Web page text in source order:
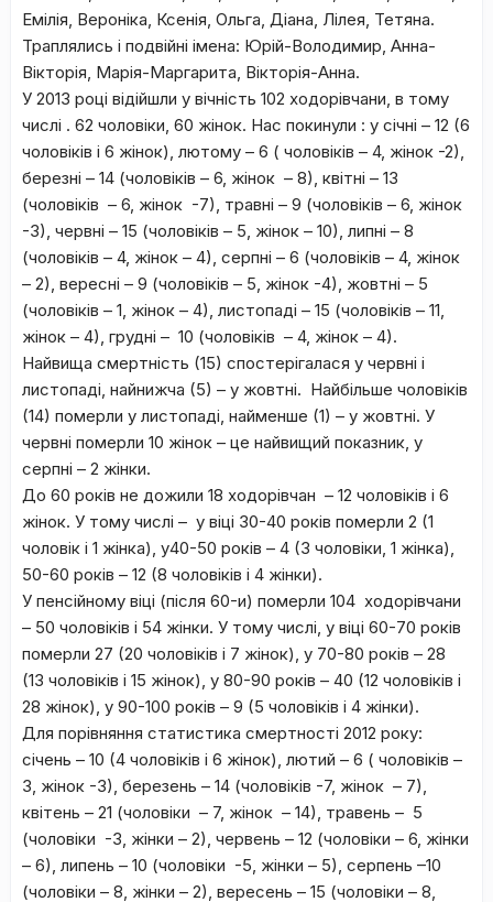
Емілія, Вероніка, Ксенія, Ольга, Діана, Лілея, Тетяна.
Траплялись і подвійні імена: Юрій-Володимир, Анна-
Вікторія, Марія-Маргарита, Вікторія-Анна.
У 2013 році відійшли у вічність 102 ходорівчани, в тому
числі . 62 чоловіки, 60 жінок. Нас покинули : у січні – 12 (6
чоловіків і 6 жінок), лютому – 6 ( чоловіків – 4, жінок -2),
березні – 14 (чоловіків – 6, жінок – 8), квітні – 13
(чоловіків – 6, жінок -7), травні – 9 (чоловіків – 6, жінок
-3), червні – 15 (чоловіків – 5, жінок – 10), липні – 8
(чоловіків – 4, жінок – 4), серпні – 6 (чоловіків – 4, жінок
– 2), вересні – 9 (чоловіків – 5, жінок -4), жовтні – 5
(чоловіків – 1, жінок – 4), листопаді – 15 (чоловіків – 11,
жінок – 4), грудні – 10 (чоловіків – 4, жінок – 4).
Найвища смертність (15) спостерігалася у червні і
листопаді, найнижча (5) – у жовтні. Найбільше чоловіків
(14) померли у листопаді, найменше (1) – у жовтні. У
червні померли 10 жінок – це найвищий показник, у
серпні – 2 жінки.
До 60 років не дожили 18 ходорівчан – 12 чоловіків і 6
жінок. У тому числі – у віці 30-40 років померли 2 (1
чоловік і 1 жінка), у40-50 років – 4 (3 чоловіки, 1 жінка),
50-60 років – 12 (8 чоловіків і 4 жінки).
У пенсійному віці (після 60-и) померли 104 ходорівчани
– 50 чоловіків і 54 жінки. У тому числі, у віці 60-70 років
померли 27 (20 чоловіків і 7 жінок), у 70-80 років – 28
(13 чоловіків і 15 жінок), у 80-90 років – 40 (12 чоловіків і
28 жінок), у 90-100 років – 9 (5 чоловіків і 4 жінки).
Для порівняння статистика смертності 2012 року:
січень – 10 (4 чоловіків і 6 жінок), лютий – 6 ( чоловіків –
3, жінок -3), березень – 14 (чоловіків -7, жінок – 7),
квітень – 21 (чоловіки – 7, жінок – 14), травень – 5
(чоловіки -3, жінки – 2), червень – 12 (чоловіки – 6, жінки
– 6), липень – 10 (чоловіки -5, жінки – 5), серпень –10
(чоловіки – 8, жінки – 2), вересень – 15 (чоловіки – 8,